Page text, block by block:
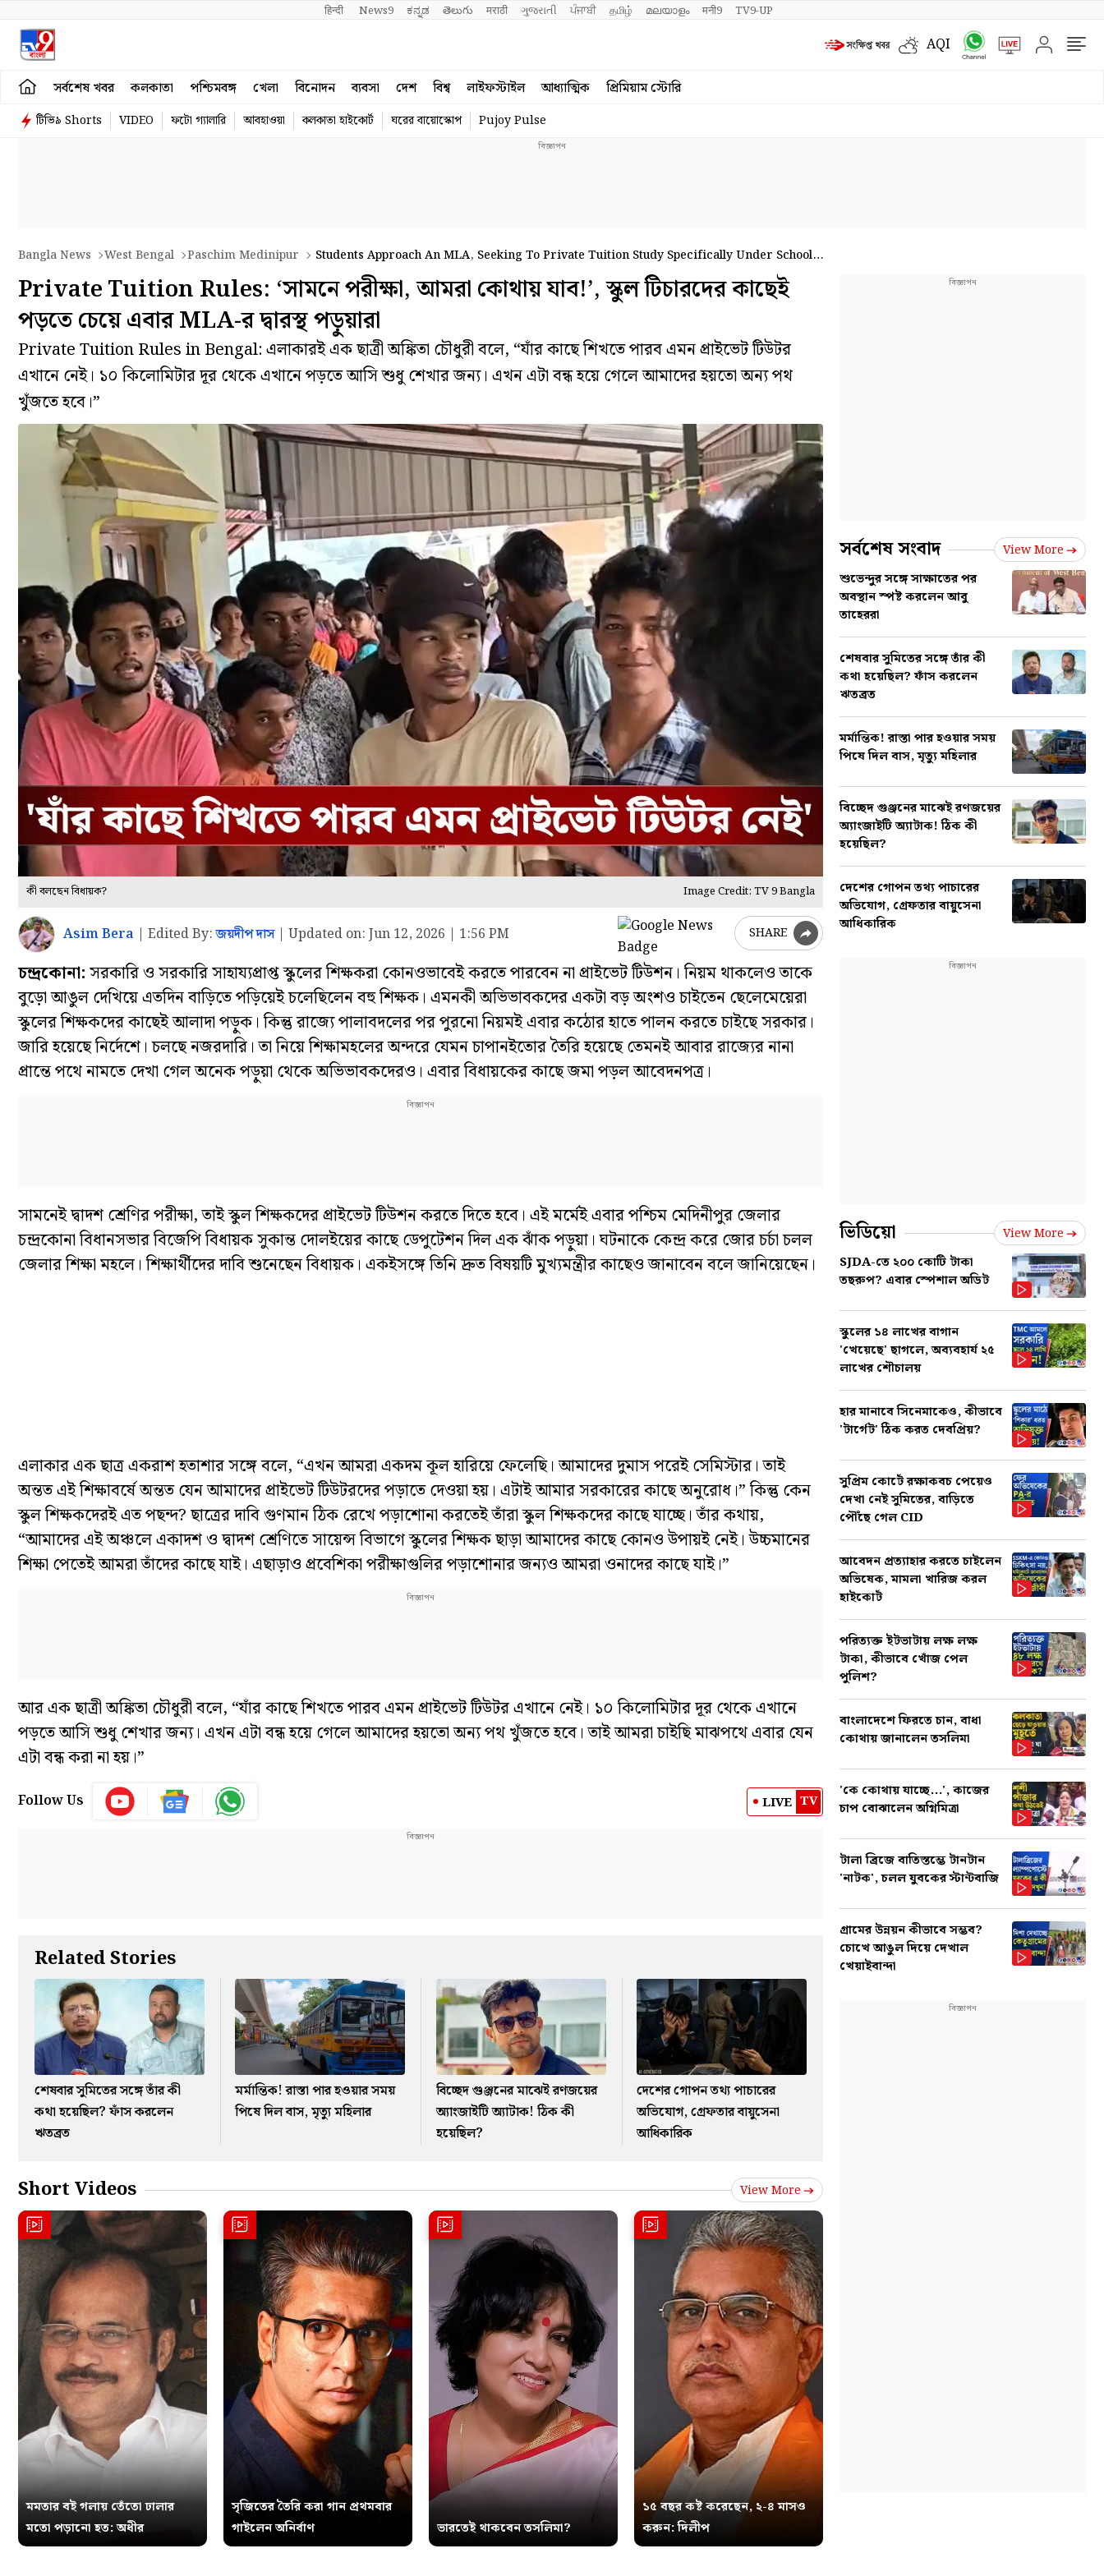
हिन्दी News9 ಕನ್ನಡ తెలుగు मराठी ગુજરાતી ਪੰਜਾਬੀ தமிழ் മലയാളം मनी9 TV9-UP
AQI
সর্বশেষ খবর কলকাতা পশ্চিমবঙ্গ খেলা বিনোদন ব্যবসা দেশ বিশ্ব লাইফস্টাইল আধ্যাত্মিক প্রিমিয়াম স্টোরি
টিভি৯ Shorts VIDEO ফটো গ্যালারি আবহাওয়া কলকাতা হাইকোর্ট ঘরের বায়োস্কোপ Pujoy Pulse
Bangla News West Bengal Paschim Medinipur
Students Approach An MLA, Seeking To Private Tuition Study Specifically Under School
Teachers In West Bengal
Private Tuition Rules: ‘সামনে পরীক্ষা, আমরা কোথায় যাব!’, স্কুল টিচারদের কাছেই
পড়তে চেয়ে এবার MLA-র দ্বারস্থ পড়ুয়ারা
Private Tuition Rules in Bengal: এলাকারই এক ছাত্রী অঙ্কিতা চৌধুরী বলে, “যাঁর কাছে শিখতে পারব এমন প্রাইভেট টিউটর
এখানে নেই। ১০ কিলোমিটার দূর থেকে এখানে পড়তে আসি শুধু শেখার জন্য। এখন এটা বন্ধ হয়ে গেলে আমাদের হয়তো অন্য পথ
খুঁজতে হবে।”
কী বলছেন বিধায়ক? Image Credit: TV 9 Bangla
Asim Bera | Edited By:জয়দীপ দাস| Updated on: Jun 12, 2026 | 1:56 PM SHARE
চন্দ্রকোনা:সরকারি ও সরকারি সাহায্যপ্রাপ্ত স্কুলের শিক্ষকরা কোনওভাবেই করতে পারবেন না প্রাইভেট টিউশন। নিয়ম থাকলেও তাকে
বুড়ো আঙুল দেখিয়ে এতদিন বাড়িতে পড়িয়েই চলেছিলেন বহু শিক্ষক। এমনকী অভিভাবকদের একটা বড় অংশও চাইতেন ছেলেমেয়েরা
স্কুলের শিক্ষকদের কাছেই আলাদা পড়ুক। কিন্তু রাজ্যে পালাবদলের পর পুরনো নিয়মই এবার কঠোর হাতে পালন করতে চাইছে সরকার।
জারি হয়েছে নির্দেশে। চলছে নজরদারি। তা নিয়ে শিক্ষামহলের অন্দরে যেমন চাপানইতোর তৈরি হয়েছে তেমনই আবার রাজ্যের নানা
প্রান্তে পথে নামতে দেখা গেল অনেক পড়ুয়া থেকে অভিভাবকদেরও। এবার বিধায়কের কাছে জমা পড়ল আবেদনপত্র।
সামনেই দ্বাদশ শ্রেণির পরীক্ষা, তাই স্কুল শিক্ষকদের প্রাইভেট টিউশন করতে দিতে হবে। এই মর্মেই এবার পশ্চিম মেদিনীপুর জেলার
চন্দ্রকোনা বিধানসভার বিজেপি বিধায়ক সুকান্ত দোলইয়ের কাছে ডেপুটেশন দিল এক ঝাঁক পড়ুয়া। ঘটনাকে কেন্দ্র করে জোর চর্চা চলল
জেলার শিক্ষা মহলে। শিক্ষার্থীদের দাবি শুনেছেন বিধায়ক। একইসঙ্গে তিনি দ্রুত বিষয়টি মুখ্যমন্ত্রীর কাছেও জানাবেন বলে জানিয়েছেন।
এলাকার এক ছাত্র একরাশ হতাশার সঙ্গে বলে, “এখন আমরা একদম কূল হারিয়ে ফেলেছি। আমাদের দুমাস পরেই সেমিস্টার। তাই
অন্তত এই শিক্ষাবর্ষে অন্তত যেন আমাদের প্রাইভেট টিউটরদের পড়াতে দেওয়া হয়। এটাই আমার সরকারের কাছে অনুরোধ।” কিন্তু কেন
স্কুল শিক্ষকদেরই এত পছন্দ? ছাত্রের দাবি গুণমান ঠিক রেখে পড়াশোনা করতেই তাঁরা স্কুল শিক্ষকদের কাছে যাচ্ছে। তাঁর কথায়,
“আমাদের এই অঞ্চলে একাদশ ও দ্বাদশ শ্রেণিতে সায়েন্স বিভাগে স্কুলের শিক্ষক ছাড়া আমাদের কাছে কোনও উপায়ই নেই। উচ্চমানের
শিক্ষা পেতেই আমরা তাঁদের কাছে যাই। এছাড়াও প্রবেশিকা পরীক্ষাগুলির পড়াশোনার জন্যও আমরা ওনাদের কাছে যাই।”
আর এক ছাত্রী অঙ্কিতা চৌধুরী বলে, “যাঁর কাছে শিখতে পারব এমন প্রাইভেট টিউটর এখানে নেই। ১০ কিলোমিটার দূর থেকে এখানে
পড়তে আসি শুধু শেখার জন্য। এখন এটা বন্ধ হয়ে গেলে আমাদের হয়তো অন্য পথ খুঁজতে হবে। তাই আমরা চাইছি মাঝপথে এবার যেন
এটা বন্ধ করা না হয়।”
Follow Us LIVE TV
Related Stories
শেষবার সুমিতের সঙ্গে তাঁর কী
কথা হয়েছিল? ফাঁস করলেন
ঋতব্রত
মর্মান্তিক! রাস্তা পার হওয়ার সময়
পিষে দিল বাস, মৃত্যু মহিলার
বিচ্ছেদ গুঞ্জনের মাঝেই রণজয়ের
অ্যাংজাইটি অ্যাটাক! ঠিক কী
হয়েছিল?
দেশের গোপন তথ্য পাচারের
অভিযোগ, গ্রেফতার বায়ুসেনা
আধিকারিক
Short Videos View More
মমতার বই গলায় তেঁতো ঢালার
মতো পড়ানো হত: অধীর
সৃজিতের তৈরি করা গান প্রথমবার
গাইলেন অনির্বাণ
ভারতেই থাকবেন তসলিমা?
১৫ বছর কষ্ট করেছেন, ২-৪ মাসও
করুন: দিলীপ
সর্বশেষ সংবাদ View More
শুভেন্দুর সঙ্গে সাক্ষাতের পর
অবস্থান স্পষ্ট করলেন আবু
তাহেররা
শেষবার সুমিতের সঙ্গে তাঁর কী
কথা হয়েছিল? ফাঁস করলেন
ঋতব্রত
মর্মান্তিক! রাস্তা পার হওয়ার সময়
পিষে দিল বাস, মৃত্যু মহিলার
বিচ্ছেদ গুঞ্জনের মাঝেই রণজয়ের
অ্যাংজাইটি অ্যাটাক! ঠিক কী
হয়েছিল?
দেশের গোপন তথ্য পাচারের
অভিযোগ, গ্রেফতার বায়ুসেনা
আধিকারিক
ভিডিয়ো View More
SJDA-তে ২০০ কোটি টাকা
তছরুপ? এবার স্পেশাল অডিট
স্কুলের ১৪ লাখের বাগান
'খেয়েছে' ছাগলে, অব্যবহার্য ২৫
লাখের শৌচালয়
হার মানাবে সিনেমাকেও, কীভাবে
'টার্গেট' ঠিক করত দেবপ্রিয়?
সুপ্রিম কোর্টে রক্ষাকবচ পেয়েও
দেখা নেই সুমিতের, বাড়িতে
পৌঁছে গেল CID
আবেদন প্রত্যাহার করতে চাইলেন
অভিষেক, মামলা খারিজ করল
হাইকোর্ট
পরিত্যক্ত ইটভাটায় লক্ষ লক্ষ
টাকা, কীভাবে খোঁজ পেল
পুলিশ?
বাংলাদেশে ফিরতে চান, বাধা
কোথায় জানালেন তসলিমা
'কে কোথায় যাচ্ছে...', কাজের
চাপ বোঝালেন অগ্নিমিত্রা
টালা ব্রিজে বাতিস্তম্ভে টানটান
'নাটক', চলল যুবকের স্টান্টবাজি
গ্রামের উন্নয়ন কীভাবে সম্ভব?
চোখে আঙুল দিয়ে দেখাল
খেয়াইবান্দা